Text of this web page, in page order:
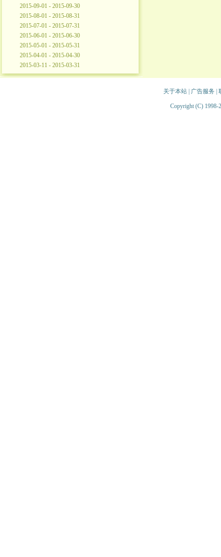
2015-09-01 - 2015-09-30
2015-08-01 - 2015-08-31
2015-07-01 - 2015-07-31
2015-06-01 - 2015-06-30
2015-05-01 - 2015-05-31
2015-04-01 - 2015-04-30
2015-03-11 - 2015-03-31
关于本站| 广告服务
Copyright (C) 1998-